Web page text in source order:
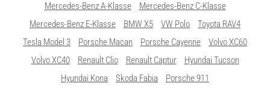
Mercedes-Benz A-Klasse
Mercedes-Benz C-Klasse
Mercedes-Benz E-Klasse
BMW X5 VW Polo
Toyota RAV4
Tesla Model 3
Porsche Macan Porsche Cayenne
Volvo XC60
Volvo XC40
Renault Clio Renault Captur
Hyundai Tucson
Hyundai Kona
Skoda Fabia Porsche 911